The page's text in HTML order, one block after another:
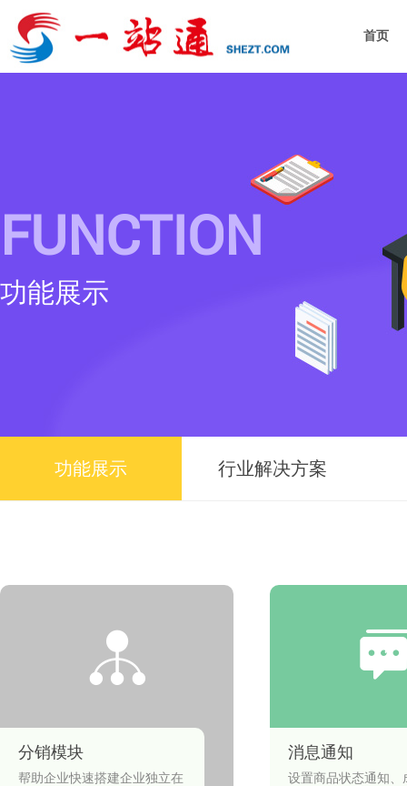
首页
FUNCTION
功能展示
功能展示 行业解决方案
分销模块
帮助企业快速搭建企业独立在
消息通知
设置商品状态通知、